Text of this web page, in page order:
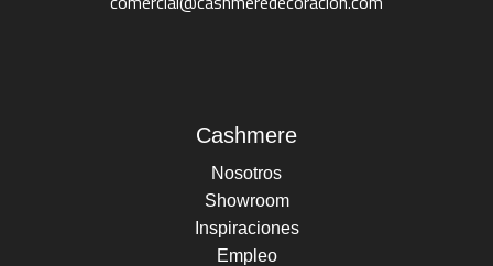
Cashmere
Nosotros
Showroom
Inspiraciones
Empleo